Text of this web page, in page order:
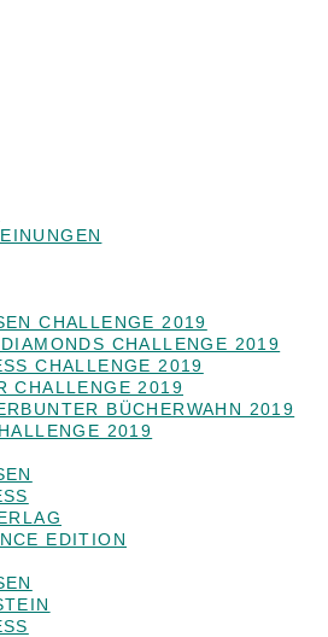
CHALLENGE 2019
CHALLENGE 2019
CHALLENGE 2019
CHALLENGE 2019
BÜCHERWAHN 2019
2019
EDITION